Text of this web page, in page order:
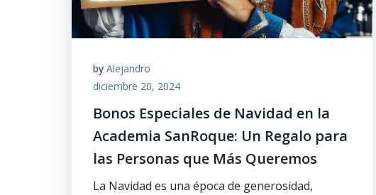
by Alejandro
diciembre 20, 2024
Bonos Especiales de Navidad en la
Academia SanRoque: Un Regalo para
las Personas que Más Queremos
La Navidad es una época de generosidad,